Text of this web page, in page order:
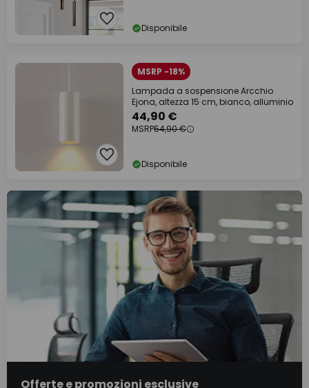
Disponibile
MSRP -18%
Lampada a sospensione Arcchio
Ejona, altezza 15 cm, bianco, alluminio
44,90 €
MSRP54,90 €
Disponibile
Offerte e promozioni esclusive